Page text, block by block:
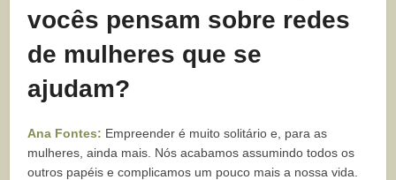
vocês pensam sobre redes
de mulheres que se
ajudam?
Ana Fontes: Empreender é muito solitário e, para as
mulheres, ainda mais. Nós acabamos assumindo todos os
outros papéis e complicamos um pouco mais a nossa vida.